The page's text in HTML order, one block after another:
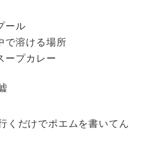
ール
で溶ける場所
ープカレー
くだけでポエムを書いてん